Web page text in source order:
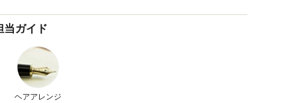
当ガイド
ヘアアレンジ